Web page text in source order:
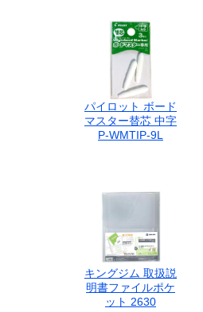
パイロット ボード
マスター替芯 中字
P-WMTIP-9L
キングジム 取扱説
明書ファイルポケ
ット 2630